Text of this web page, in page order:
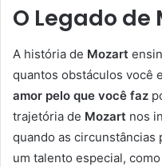
O Legado de
A história de Mozart
quantos obstáculos você
amor pelo que você faz
trajetória de Mozart nos
quando as circunstâncias
um talento especial, como